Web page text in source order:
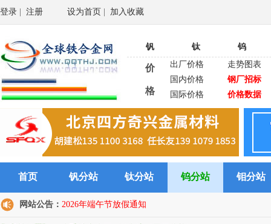
登录 注册 设为首页 加入收藏
钒 钛 钨
价
格
出厂价格
走势图表
国内价格
钢厂招标
国际价格
价格数据
首页 钒分站 钛分站 钨分站 钼分站
网站公告： 2026年端午节放假通知